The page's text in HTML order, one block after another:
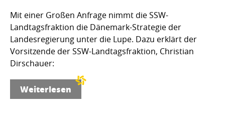
Mit einer Großen Anfrage nimmt die SSW-
Landtagsfraktion die Dänemark-Strategie der
Landesregierung unter die Lupe. Dazu erklärt der
Vorsitzende der SSW-Landtagsfraktion, Christian
Dirschauer:
Weiterlesen